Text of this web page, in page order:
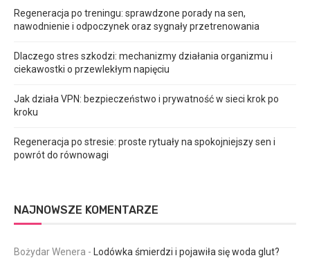
Regeneracja po treningu: sprawdzone porady na sen,
nawodnienie i odpoczynek oraz sygnały przetrenowania
Dlaczego stres szkodzi: mechanizmy działania organizmu i
ciekawostki o przewlekłym napięciu
Jak działa VPN: bezpieczeństwo i prywatność w sieci krok po
kroku
Regeneracja po stresie: proste rytuały na spokojniejszy sen i
powrót do równowagi
NAJNOWSZE KOMENTARZE
Bożydar Wenera -
Lodówka śmierdzi i pojawiła się woda glut?